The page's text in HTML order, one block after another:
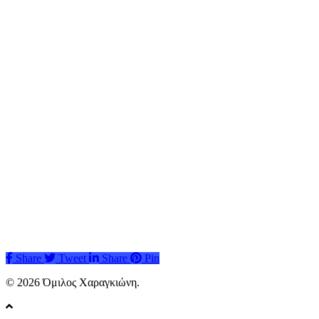
Share Tweet Share
Pin
© 2026 Όμιλος Χαραγκιώνη.